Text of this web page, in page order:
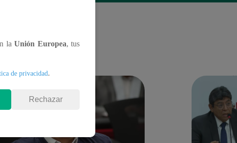
laUnión Europea, tus
de privacidad.
Rechazar